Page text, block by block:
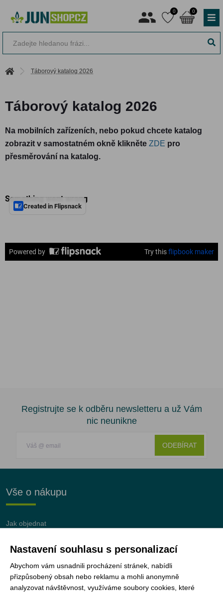
0 0
Táborový katalog 2026
Táborový katalog 2026
Na mobilních zařízeních, nebo pokud chcete katalog
zobrazit v samostatném okně klikněte ZDE pro
přesměrování na katalog.
Registrujte se k odběru newsletteru a už Vám
nic neunikne
ODEBÍRAT
Vše o nákupu
Jak objednat
Nejčastější dotazy (FAQ)
Podmínky vrácení peněz
Nastavení souhlasu s personalizací
Abychom vám usnadnili procházení stránek, nabídli
přizpůsobený obsah nebo reklamu a mohli anonymně
analyzovat návštěvnost, využíváme soubory cookies, které